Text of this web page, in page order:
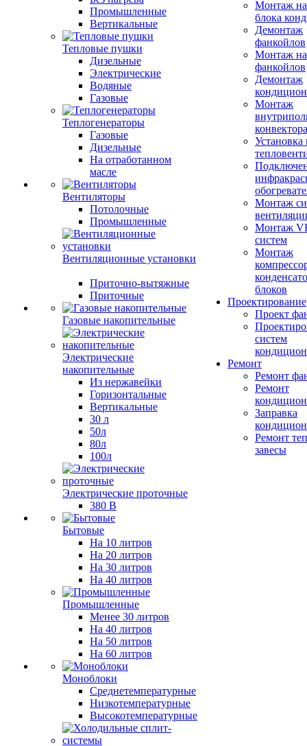
Промышленные
Вертикальные
Тепловые пушки
Дизельные
Электрические
Водяные
Газовые
Теплогенераторы
Газовые
Дизельные
На отработанном
масле
Вентиляторы
Потолочные
Промышленные
Вентиляционные установки
Приточно-вытяжные
Приточные
Газовые накопительные
Электрические
накопительные
Из нержавейки
Горизонтальные
Вертикальные
30 л
50л
80л
100л
Электрические проточные
380 В
Бытовые
На 10 литров
На 20 литров
На 30 литров
На 40 литров
Промышленные
Менее 30 литров
На 40 литров
На 50 литров
На 60 литров
Моноблоки
Среднетемпературные
Низкотемпературные
Высокотемпературные
Монтаж
блока
Демонтаж
фанкойлов
Монтаж
фанкойлов
Демонтаж
Монтаж
конвектора
Установка
Монтаж
Монтаж
систем
Монтаж
блоков
Проектирование
Проект
систем
Ремонт
Ремонт
Ремонт
Заправка
Ремонт
завесы